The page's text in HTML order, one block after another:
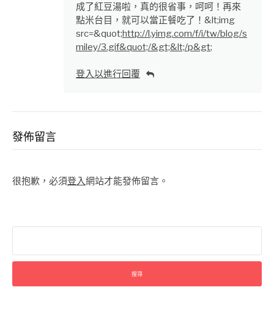
成了紅豆湯啦，真的很省事，呵呵！再來
點米台目，就可以當正餐吃了！&lt;img
src=&quot;http://l.yimg.com/f/i/tw/blog/s
miley/3.gif&quot;/&gt;&lt;/p&gt;
登入以進行回覆
發佈留言
很抱歉，必須登入網站才能發佈留言。
關
字: